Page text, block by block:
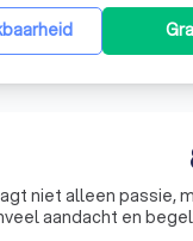
niet alleen passie,
aandacht en